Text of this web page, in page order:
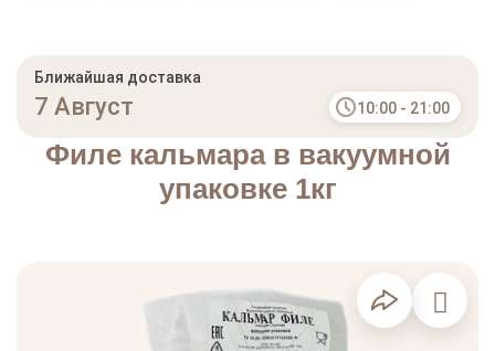
Филе кальмара в вакуумной
упаковке 1кг
Ближайшая доставка
7 Август 10:00 - 21:00